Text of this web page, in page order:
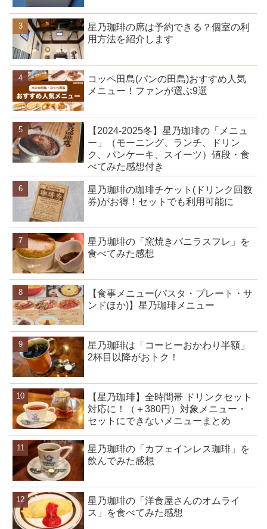
星乃珈琲の席は予約できる？個室の利
用方法を紹介します
コッペ田島(パンの田島)おすすめ人気
メニュー！ファンが選ぶ9選
【2024-2025冬】星乃珈琲の「メニュ
ー」（モーニング、ランチ、ドリン
ク、パンケーキ、スイーツ）値段・食
べてみた感想付き
星乃珈琲の珈琲チケット(ドリンク回数
券)がお得！セットでも利用可能に
星乃珈琲の「窯焼きバニラスフレ」を
食べてみた感想
【食事メニュー(パスタ・プレート・サ
ンドほか)】星乃珈琲メニュー
星乃珈琲は「コーヒーおかわり半額」
2杯目以降がおトク！
【星乃珈琲】全時間帯 ドリンクセット
対応に！（＋380円）対象メニュー・
セットにできないメニューまとめ
星乃珈琲の「カフェインレス珈琲」を
飲んでみた感想
星乃珈琲の「洋食屋さんのオムライ
ス」を食べてみた感想